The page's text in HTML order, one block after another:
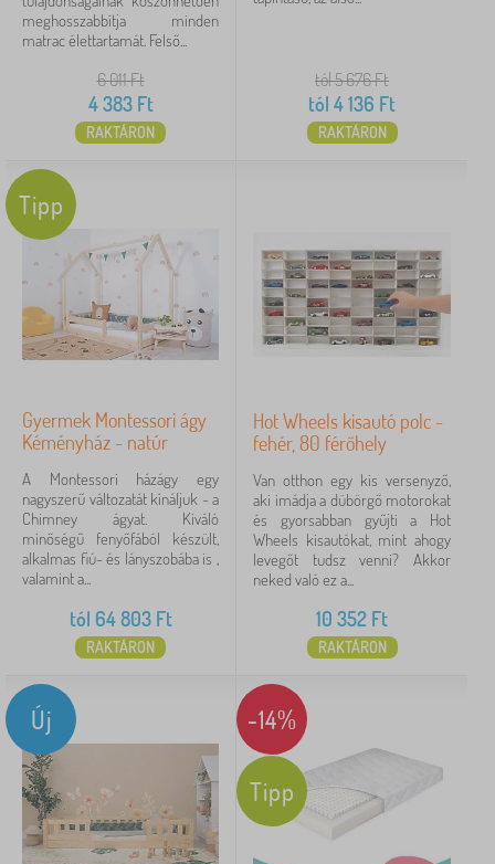
meghosszabbítja minden
matrac élettartamát. Felső...
6 011Ft
4 383Ft
RAKTÁRON
tól 5 676Ft
tól 4 136 Ft
RAKTÁRON
Tipp
Gyermek Montessori ágy
Kéményház - natúr
A Montessori házágy egy
nagyszerű változatát kínáljuk - a
Chimney ágyat. Kiváló
minőségű fenyőfából készült,
alkalmas fiú- és lányszobába is ,
valamint a...
tól 64 803Ft
RAKTÁRON
Hot Wheels kisautó polc -
fehér, 80 férőhely
Van otthon egy kis versenyző,
aki imádja a dübörgő motorokat
és gyorsabban gyűjti a Hot
Wheels kisautókat, mint ahogy
levegőt tudsz venni? Akkor
neked való ez a...
10 352 Ft
RAKTÁRON
Új -14%
Tipp